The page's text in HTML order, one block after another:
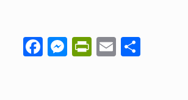
Facebook
Messenger
EmailShare